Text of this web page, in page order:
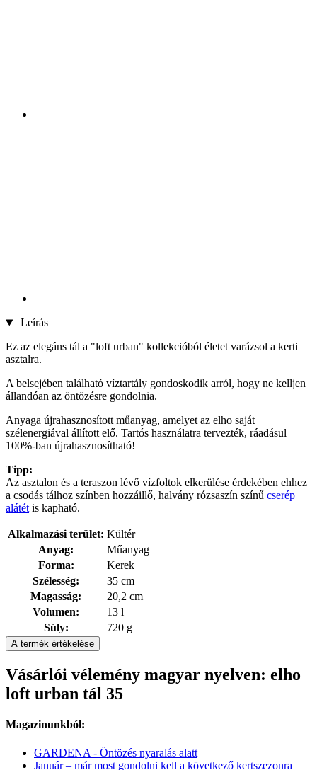
Leírás
Ez az elegáns tál a "loft urban" kollekcióból életet varázsol a kerti
asztalra.
A belsejében található víztartály gondoskodik arról, hogy ne kelljen
állandóan az öntözésre gondolnia.
Anyaga újrahasznosított műanyag, amelyet az elho saját
szélenergiával állított elő. Tartós használatra tervezték, ráadásul
100%-ban újrahasznosítható!
Tipp:
Az asztalon és a teraszon lévő vízfoltok elkerülése érdekében ehhez
a csodás tálhoz színben hozzáillő, halvány rózsaszín színű cserép
alátét is kapható.
Alkalmazási terület: Kültér
Anyag:
Műanyag
Forma:
Kerek
Szélesség:
35 cm
Magasság:
20,2 cm
Volumen:
13 l
Súly:
720 g
A termék értékelése
Vásárlói vélemény magyar nyelven: elho
loft urban tál 35
Magazinunkból:
GARDENA - Öntözés nyaralás alatt
Január – már most gondolni kell a következő kertszezonra